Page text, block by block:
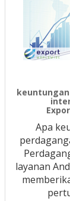
Apa
layanan